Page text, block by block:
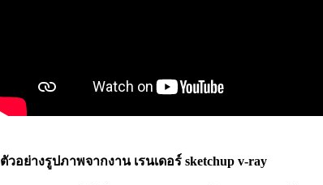
ตัวอย่างรูปภาพจากงาน เรนเดอร์ sketchup v-ray